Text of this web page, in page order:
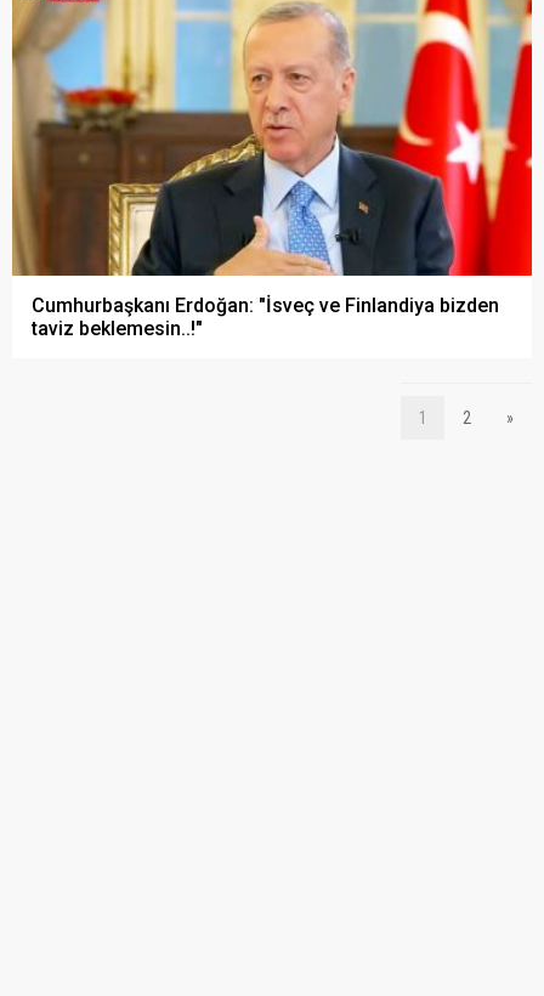
Cumhurbaşkanı Erdoğan: "İsveç ve Finlandiya bizden
taviz beklemesin..!"
1 2 »